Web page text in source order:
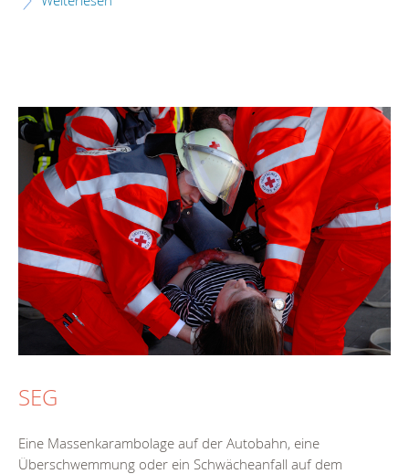
SEG
Eine Massenkarambolage auf der Autobahn, eine
Überschwemmung oder ein Schwächeanfall auf dem